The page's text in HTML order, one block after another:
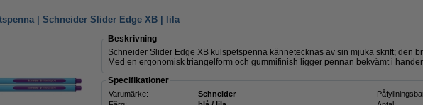
| Schneider Slider Edge XB | lila
Beskrivning
Schneider Slider Edge XB kulspetspenna kännetecknas av sin mjuka skrift; den
Med en ergonomisk triangelform och gummifinish ligger pennan bekvämt i
Specifikationer
Varumärke: Schneider